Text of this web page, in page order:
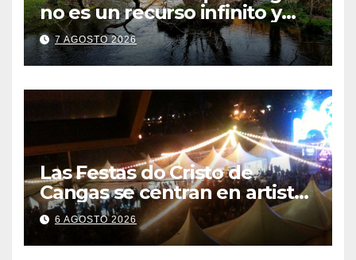
no es un recurso infinito y
apela a convertir el ahorro en
un hábito diario
7 AGOSTO 2026
Las Festas do Cristo de
Cangas se centran en artistas
gallegos
6 AGOSTO 2026